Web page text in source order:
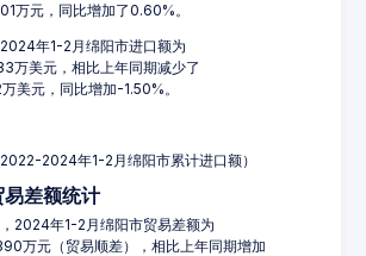
万元，同比增加了0.60%。
年1-2月绵阳市进口额为
万美元，相比上年同期减少了
美元，同比增加-1.50%。
2022-2024年1-2月绵阳市累计进口额）
易差额统计
2024年1-2月绵阳市贸易差额为
万元（贸易顺差），相比上年同期增加